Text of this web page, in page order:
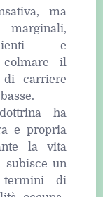
ma
e
colmare il
carriere
ha
e propria
la vita
subisce un
termini di